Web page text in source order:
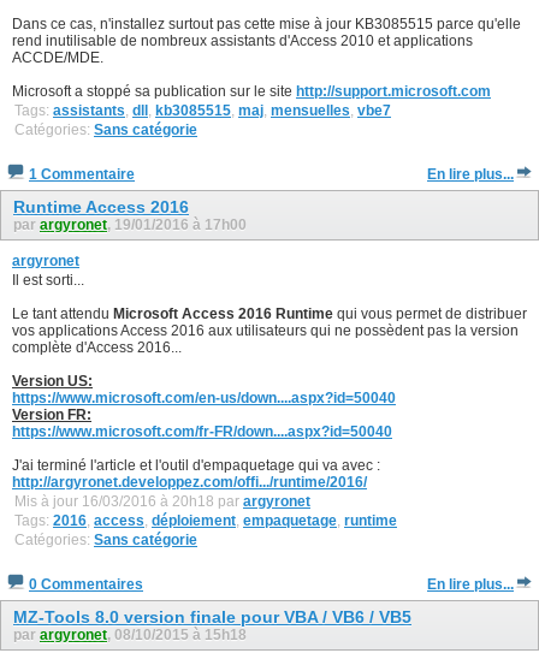
Dans ce cas, n'installez surtout pas cette mise à jour KB3085515 parce qu'elle
rend inutilisable de nombreux assistants d'Access 2010 et applications
ACCDE/MDE.
Microsoft a stoppé sa publication sur le site http://support.microsoft.com
Tags: assistants, dll , kb3085515, maj, mensuelles, vbe7
Catégories: Sans catégorie
1 Commentaire En lire plus...
Runtime Access 2016
par argyronet, 19/01/2016 à 17h00
argyronet
Il est sorti...
Le tant attendu Microsoft Access 2016 Runtime qui vous permet de distribuer
vos applications Access 2016 aux utilisateurs qui ne possèdent pas la version
complète d'Access 2016...
Version US:
https://www.microsoft.com/en-us/down....aspx?id=50040
Version FR:
https://www.microsoft.com/fr-FR/down....aspx?id=50040
J'ai terminé l'article et l'outil d'empaquetage qui va avec :
http://argyronet.developpez.com/offi.../runtime/2016/
Mis à jour 16/03/2016 à 20h18 par argyronet
Tags: 2016, access, déploiement, empaquetage, runtime
Catégories: Sans catégorie
0 Commentaires En lire plus...
MZ-Tools 8.0 version finale pour VBA / VB6 / VB5
par argyronet, 08/10/2015 à 15h18